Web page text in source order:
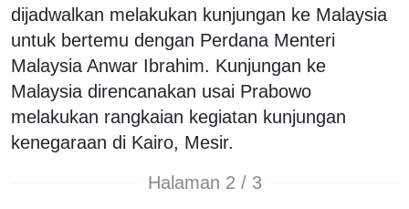
dijadwalkan melakukan kunjungan ke Malaysia
untuk bertemu dengan Perdana Menteri
Malaysia Anwar Ibrahim. Kunjungan ke
Malaysia direncanakan usai Prabowo
melakukan rangkaian kegiatan kunjungan
kenegaraan di Kairo, Mesir.
Halaman 2 / 3